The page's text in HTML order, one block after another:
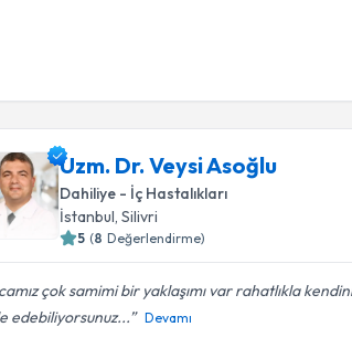
Uzm. Dr. Veysi Asoğlu
Dahiliye - İç Hastalıkları
İstanbul, Silivri
5 (8 Değerlendirme)
çok samimi bir yaklaşımı var rahatlıkla
edebiliyorsunuz...
Devamı